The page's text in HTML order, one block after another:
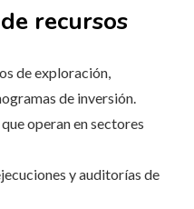
recursos
de exploración,
de inversión.
operan en sectores
y auditorías de